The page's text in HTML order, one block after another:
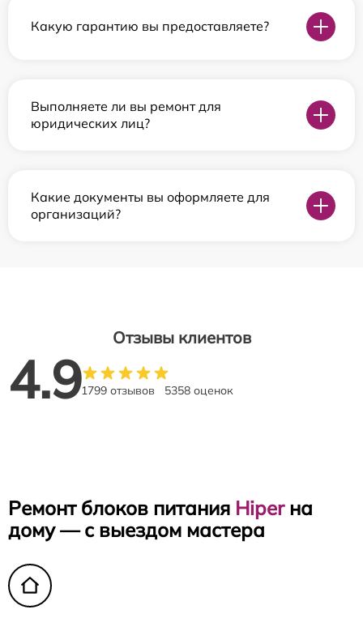
Какую гарантию вы предоставляете?
Выполняете ли вы ремонт для
юридических лиц?
Какие документы вы оформляете для
организаций?
Отзывы клиентов
4.91799 отзывов 5358 оценок
Ремонт блоков питания Hiperна
дому — с выездом мастера